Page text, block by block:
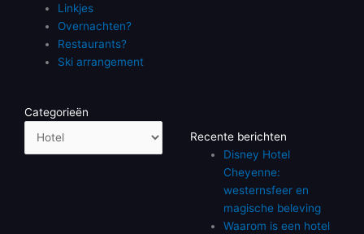
Linkjes
Overnachten?
Restaurants?
Ski arrangement
Categorieën
Categorieën
Recente berichten
Disney Hotel
Cheyenne:
westernsfeer en
magische beleving
Waarom is een hotel